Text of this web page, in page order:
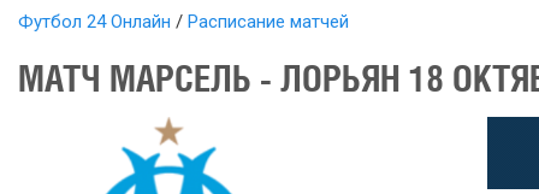
Футбол 24 Онлайн Расписание матчей
МАТЧ МАРСЕЛЬ - ЛОРЬЯН 18